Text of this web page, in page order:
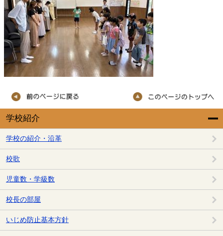
学校紹介
学校の紹介・沿革
校歌
児童数・学級数
校長の部屋
いじめ防止基本方針